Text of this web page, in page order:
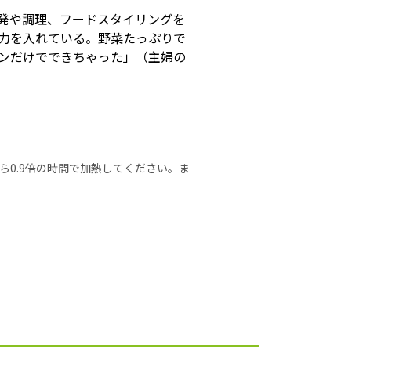
や調理、フードスタイリングを
を入れている。野菜たっぷりで
だけでできちゃった」（主婦の
0.9倍の時間で加熱してください。ま